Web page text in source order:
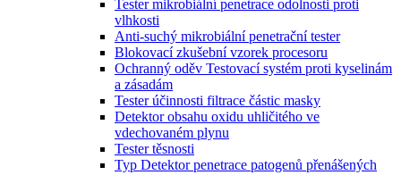
Tester mikrobiální penetrace odolnosti proti
vlhkosti
Anti-suchý mikrobiální penetrační tester
Blokovací zkušební vzorek procesoru
Ochranný oděv Testovací systém proti kyselinám
a zásadám
Tester účinnosti filtrace částic masky
Detektor obsahu oxidu uhličitého ve
vdechovaném plynu
Tester těsnosti
Typ Detektor penetrace patogenů přenášených